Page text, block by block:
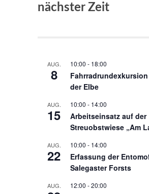
nächster Zeit
AUG.
8
10:00 - 18:00
der Elbe
AUG.
15
10:00 - 14:00
Arbeitseinsatz auf der
Streuobstwiese „Am
AUG.
22
10:00 - 14:00
Erfassung der
Salegaster Forsts
AUG. 12:00 -20:00